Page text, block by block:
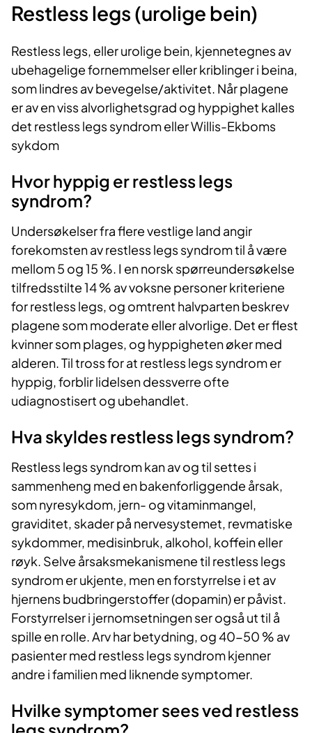
Restless legs (urolige bein)
Restless legs, eller urolige bein, kjennetegnes av
ubehagelige fornemmelser eller kriblinger i beina,
som lindres av bevegelse/aktivitet. Når plagene
er av en viss alvorlighetsgrad og hyppighet kalles
det restless legs syndrom eller Willis-Ekboms
sykdom
Hvor hyppig er restless legs
syndrom?
Undersøkelser fra flere vestlige land angir
forekomsten av restless legs syndrom til å være
mellom 5 og 15 %. I en norsk spørreundersøkelse
tilfredsstilte 14 % av voksne personer kriteriene
for restless legs, og omtrent halvparten beskrev
plagene som moderate eller alvorlige. Det er flest
kvinner som plages, og hyppigheten øker med
alderen. Til tross for at restless legs syndrom er
hyppig, forblir lidelsen dessverre ofte
udiagnostisert og ubehandlet.
Hva skyldes restless legs syndrom?
Restless legs syndrom kan av og til settes i
sammenheng med en bakenforliggende årsak,
som nyresykdom, jern- og vitaminmangel,
graviditet, skader på nervesystemet, revmatiske
sykdommer, medisinbruk, alkohol, koffein eller
røyk. Selve årsaksmekanismene til restless legs
syndrom er ukjente, men en forstyrrelse i et av
hjernens budbringerstoffer (dopamin) er påvist.
Forstyrrelser i jernomsetningen ser også ut til å
spille en rolle. Arv har betydning, og 40-50 % av
pasienter med restless legs syndrom kjenner
andre i familien med liknende symptomer.
Hvilke symptomer sees ved restless